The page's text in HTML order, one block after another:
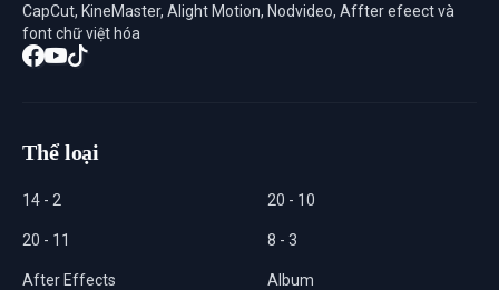
CapCut, KineMaster, Alight Motion, Nodvideo, Affter efeect và
font chữ việt hóa
Thể loại
14 - 2 20 - 10
20 - 11 8 - 3
After Effects Album